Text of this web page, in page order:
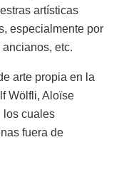
artísticas
especialmente por
etc.
arte propia en la
Wölfli, Aloïse
los cuales
fuera de